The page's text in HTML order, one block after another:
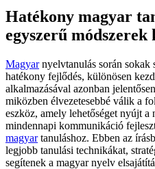
Hatékony magyar
egyszerű módszerek
Magyarnyelvtanulás során sokak
hatékony fejlődés, különösen
alkalmazásával azonban
miközben élvezetesebbé válik a
eszköz, amely lehetőséget nyújt a
mindennapi kommunikáció
magyartanuláshoz. Ebben az
legjobb tanulási technikákat,
segítenek a magyar nyelv